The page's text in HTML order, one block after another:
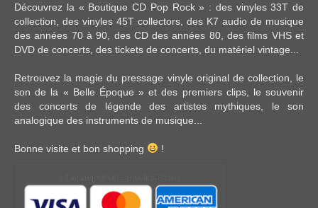
Découvrez la « Boutique CD Pop Rock » : des vinyles 33T de
collection, des vinyles 45T collectors, des K7 audio de musique
des années 70 à 90, des CDdes années 80, desfilms VHS et
DVD de concerts, des tickets de concerts , du matériel vintage
Retrouvez la magie du pressage vinyle original de collection, le
son de la « Belle Époque » et des premiers clips, le souvenir
des concerts de légende des artistes mythiques, le son
analogique des instruments de musique...
Bonne visite et bon shopping !